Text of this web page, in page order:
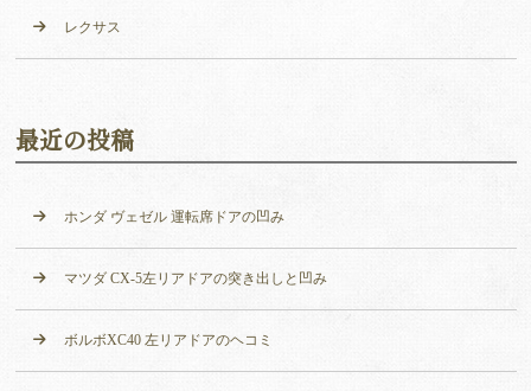
レクサス
最近の投稿
ホンダ ヴェゼル 運転席ドアの凹み
マツダ CX-5左リアドアの突き出しと凹み
ボルボXC40 左リアドアのヘコミ